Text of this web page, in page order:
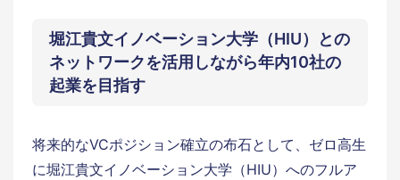
堀江貴文イノベーション大学（HIU）との
ネットワークを活用しながら年内10社の
起業を目指す
将来的なVCポジション確立の布石として、ゼロ高生
に堀江貴文イノベーション大学（HIU）へのフルア